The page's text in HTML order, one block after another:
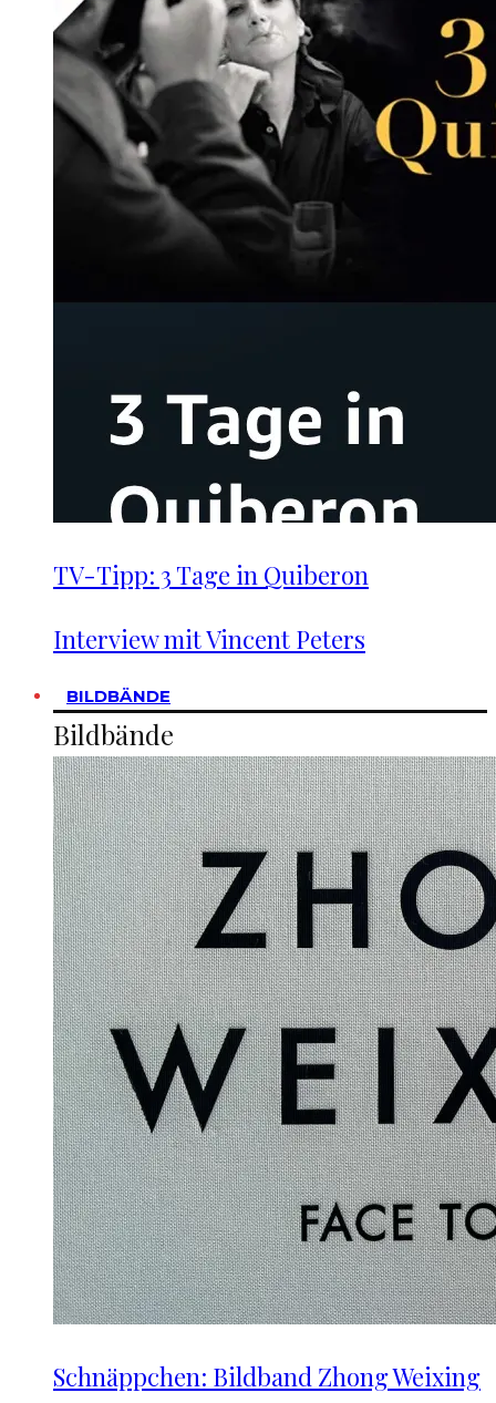
TV-Tipp: 3 Tage in Quiberon
Interview mit Vincent Peters
BILDBÄNDE
Bildbände
Schnäppchen: Bildband Zhong Weixing